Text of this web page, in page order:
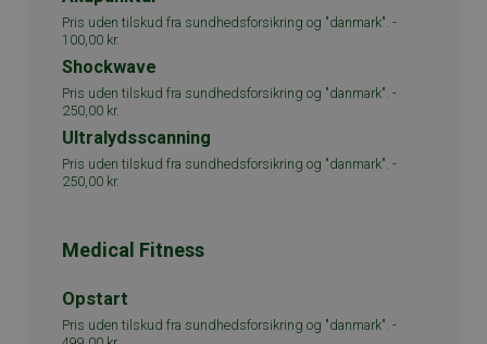
Pris uden tilskud fra sundhedsforsikring og "danmark". -
100,00 kr.
Shockwave
Pris uden tilskud fra sundhedsforsikring og "danmark". -
250,00 kr.
Ultralydsscanning
Pris uden tilskud fra sundhedsforsikring og "danmark". -
250,00 kr.
Medical Fitness
Opstart
Pris uden tilskud fra sundhedsforsikring og "danmark". -